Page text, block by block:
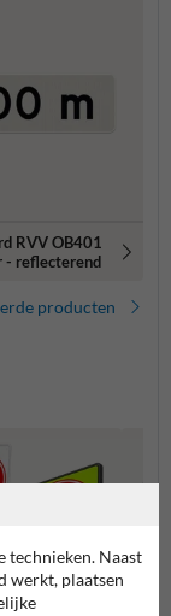
RVV OB401
- reflecterend
producten
technieken. Naast
werkt, plaatsen